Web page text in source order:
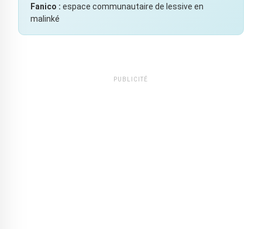
Fanico : espace communautaire de lessive en
malinké
PUBLICITÉ